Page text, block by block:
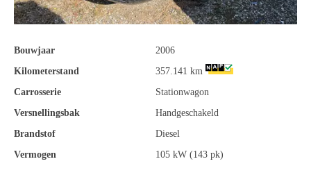
Bouwjaar
2006
Kilometerstand
357.141 km
Carrosserie
Stationwagon
Versnellingsbak
Handgeschakeld
Brandstof
Diesel
Vermogen
105 kW (143 pk)